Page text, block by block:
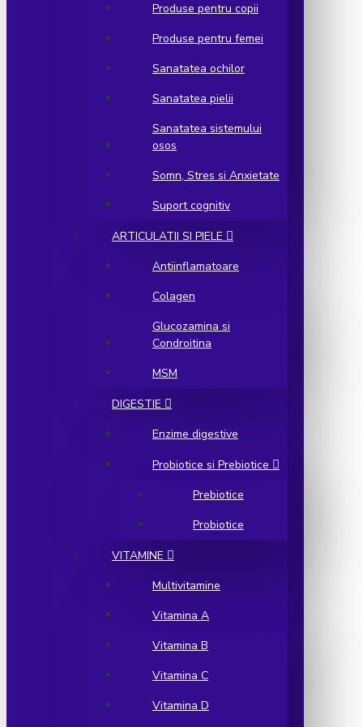
Produse pentru copii
Produse pentru femei
Sanatatea ochilor
Sanatatea pielii
Sanatatea sistemului
osos
Somn, Stres si Anxietate
Suport cognitiv
ARTICULATII SI PIELE
Antiinflamatoare
Colagen
Glucozamina si
Condroitina
MSM
DIGESTIE
Enzime digestive
Probiotice si Prebiotice
Prebiotice
Probiotice
VITAMINE
Multivitamine
Vitamina A
Vitamina B
Vitamina C
Vitamina D